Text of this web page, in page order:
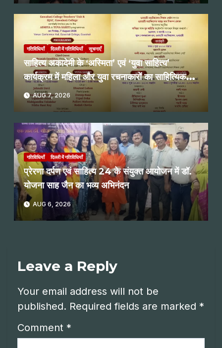
गतिविधियाँ दिल्ली में गतिविधियाँ सूचनाएँ
साहित्य अकादेमी के ‘अस्मिता’ एवं ‘युवा साहित्य’
कार्यक्रम में महिला और युवा रचनाकारों का साहित्यिक
पाठAUG 7, 2026
गतिविधियाँ दिल्ली में गतिविधियाँ
प्रेरणा दर्पण एवं साहित्य 24 के संयुक्त आयोजन में डॉ.
योजना साह जैन का भव्य अभिनंदन
AUG 6, 2026
Leave a Reply
Your email address will not be
published. Required fields are marked *
Comment *